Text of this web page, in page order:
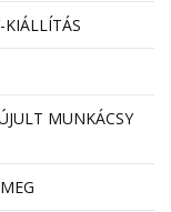
KIÁLLÍTÁS
MUNKÁCSY